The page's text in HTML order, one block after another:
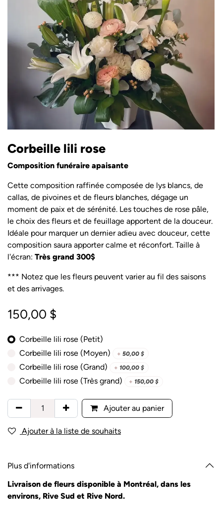
Corbeille lili rose
Composition funéraire apaisante
Cette composition raffinée composée de lys blancs, de
callas, de pivoines et de fleurs blanches, dégage un
moment de paix et de sérénité. Les touches de rose pâle,
le choix des fleurs et de feuillage apportent de la douceur.
Idéale pour marquer un dernier adieu avec douceur, cette
composition saura apporter calme et réconfort. Taille à
l'écran: Très grand 300$
*** Notez que les fleurs peuvent varier au fil des saisons
et des arrivages.
150,00 $
Corbeille lili rose (Petit)
Corbeille lili rose (Moyen)
+ 50,00$
Corbeille lili rose (Grand) + 100,00$
Corbeille lili rose (Très grand) + 150,00$
Ajouter au panier
Ajouter à la liste de souhaits
Plus d'informations
Livraison de fleurs disponible à Montréal, dans les
environs, Rive Sud et Rive Nord.